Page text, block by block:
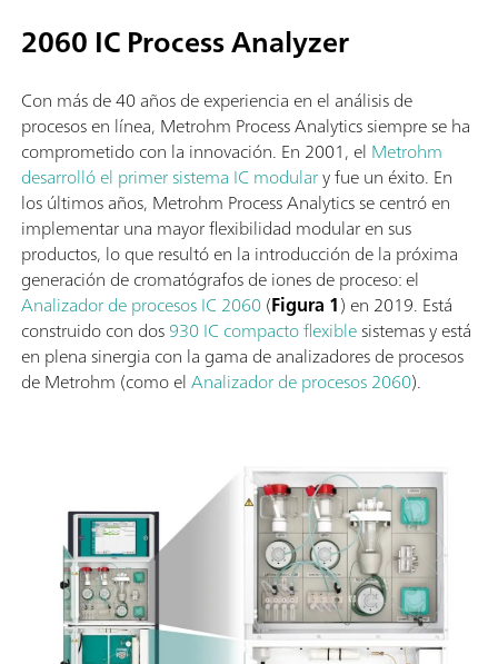
2060 IC Process Analyzer
Con más de 40 años de experiencia en el análisis de
procesos en línea, Metrohm Process Analytics siempre se ha
comprometido con la innovación. En 2001, el Metrohm
desarrolló el primer sistema IC modulary fue un éxito. En
los últimos años, Metrohm Process Analytics se centró en
implementar una mayor flexibilidad modular en sus
productos, lo que resultó en la introducción de la próxima
generación de cromatógrafos de iones de proceso: el
Analizador de procesos IC 2060(Figura 1) en 2019. Está
construido con dos930 IC compacto flexiblesistemas y está
en plena sinergia con la gama de analizadores de procesos
de Metrohm (como elAnalizador de procesos 2060).